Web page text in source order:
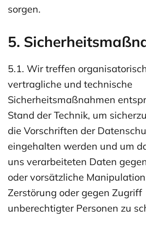
sorgen.
5.
5.1. Wir treffen
vertragliche und technische
Sicherheitsmaßnahmen
Stand der Technik, um
die Vorschriften der
eingehalten werden und um
uns verarbeiteten Daten
oder vorsätzliche
Zerstörung oder gegen Zugriff
unberechtigter Personen zu